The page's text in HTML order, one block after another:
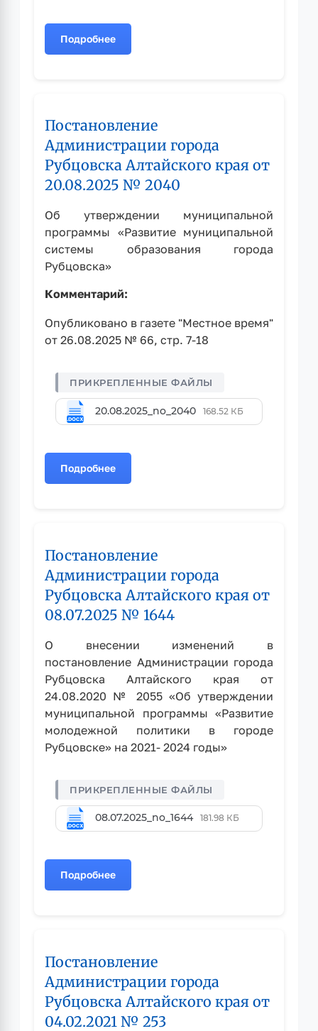
Подробнее
о
Алтайского
края
05.03.2026
№
Постановление
Администрации города
Рубцовска Алтайского края от
20.08.2025 № 2040
Об утверждении муниципальной
программы «Развитие муниципальной
системы образования города
Рубцовска»
Комментарий:
Опубликовано в газете "Местное время"
от 26.08.2025 № 66, стр. 7-18
20.08.2025_no_2040 168.52 КБ
Подробнее
о
Алтайского
края
от
20.08.2025
№
Постановление
Администрации города
Рубцовска Алтайского края от
08.07.2025 № 1644
О внесении изменений в
постановление Администрации города
Рубцовска Алтайского края от
24.08.2020 № 2055 «Об утверждении
муниципальной программы «Развитие
молодежной политики в городе
Рубцовске» на 2021- 2024 годы»
08.07.2025_no_1644 181.98 КБ
Подробнее
о
Алтайского
края
08.07.2025
№
Постановление
Администрации города
Рубцовска Алтайского края от
04.02.2021 № 253